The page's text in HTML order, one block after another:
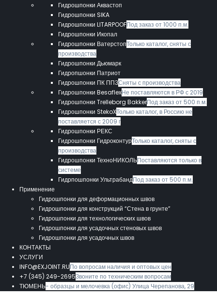
Гидрошпонки Аквастоп
Гидрошпонки SIKA
Гидрошпонки LITARPOOFПод заказ от 1000 п.м.
Гидрошпонки Икопал
Гидрошпонки ВатерстопТолько каталог, сняты с
производства
Гидрошпонки Дьюмарк
Гидропшонки Патриот
Гидрошпонки ПК ППЗСняты с производства
Гидрошпонки BesaflexНе поставляются в РФ с 2019
Гидрошпонки Trelleborg BakkerПод заказ от 500 п.м.
Гидрошпонки StekoXТолько каталог, в Россию не
поставляется с 2009 г
Гидрошпонки РЕКС
Гидрошпонки ГидроконтурТолько каталог, сняты с
производства
Гидрошпонки ТехноНИКОЛЬПоставляются только в
системе
Гидрпошпонки УльтрабандПод заказ от 500 п.м.
Применение
Гидрошпонки для деформационных швов
Гидрошпонки для конструкций “Стена в грунте”
Гидрошпонки для технологических швов
Гидрошпонки для усадочных стеновых швов
Гидрошпонки для усадочных швов
КОНТАКТЫ
УСЛУГИ
INFO@EXJOINT.RUПо вопросам наличия и оптовых цен
+7 (345) 249-2695Звоните по техническим вопросам
ТЮМЕНЬ- образцы и мелочевка (офис) Улица Черепанова, 29